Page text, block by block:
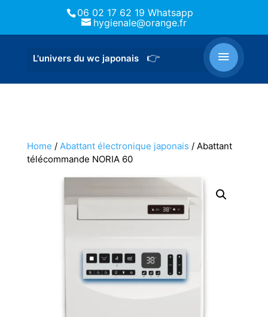
06 02 17 62 19 Whatsapp
hygienale@orange.fr
Home / Abattant électronique japonais / Abattant
télécommande NORIA 60